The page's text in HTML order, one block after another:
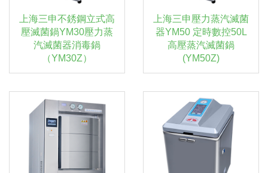
上海三申不銹鋼立式高
壓滅菌鍋YM30壓力蒸
汽滅菌器消毒鍋
（YM30Z）
上海三申壓力蒸汽滅菌
器YM50 定時數控50L
高壓蒸汽滅菌鍋
(YM50Z)